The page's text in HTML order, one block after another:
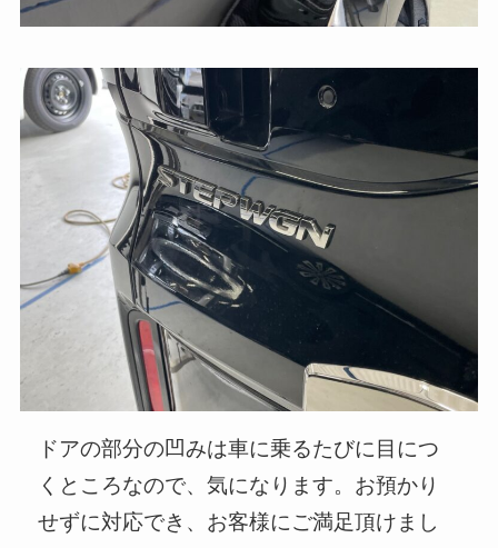
ドアの部分の凹みは車に乗るたびに目につ
くところなので、気になります。お預かり
せずに対応でき、お客様にご満足頂けまし